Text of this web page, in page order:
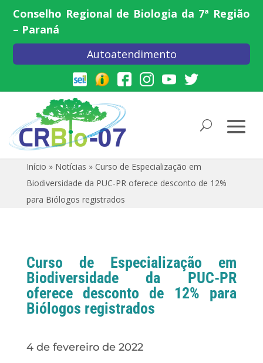
Conselho Regional de Biologia da 7ª Região
– Paraná
Autoatendimento
Início » Notícias » Curso de Especialização em
Biodiversidade da PUC-PR oferece desconto de 12%
para Biólogos registrados
Curso de Especialização em
Biodiversidade da PUC-PR
oferece desconto de 12% para
Biólogos registrados
4 de fevereiro de 2022